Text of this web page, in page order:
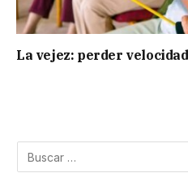
La vejez: perder